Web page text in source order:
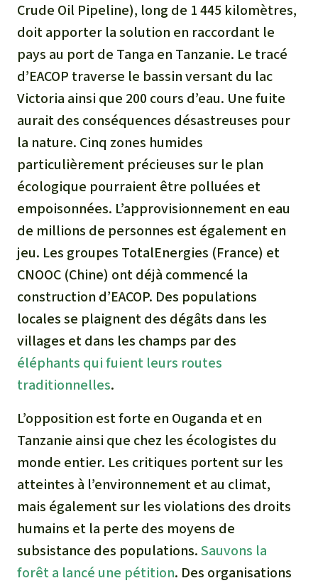
Crude Oil Pipeline), long de 1 445 kilomètres,
doit apporter la solution en raccordant le
pays au port de Tanga en Tanzanie. Le tracé
d’EACOP traverse le bassin versant du lac
Victoria ainsi que 200 cours d’eau. Une fuite
aurait des conséquences désastreuses pour
la nature. Cinq zones humides
particulièrement précieuses sur le plan
écologique pourraient être polluées et
empoisonnées. L’approvisionnement en eau
de millions de personnes est également en
jeu. Les groupes TotalEnergies (France) et
CNOOC (Chine) ont déjà commencé la
construction d’EACOP. Des populations
locales se plaignent des dégâts dans les
villages et dans les champs par des
éléphants qui fuient leurs routes
traditionnelles.
L’opposition est forte en Ouganda et en
Tanzanie ainsi que chez les écologistes du
monde entier. Les critiques portent sur les
atteintes à l’environnement et au climat,
mais également sur les violations des droits
humains et la perte des moyens de
subsistance des populations.Sauvons la
forêt a lancé une pétition. Des organisations